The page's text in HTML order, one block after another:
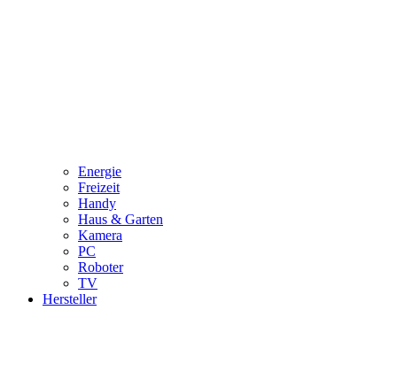
Energie
Freizeit
Handy
Haus & Garten
Kamera
PC
Roboter
TV
Hersteller